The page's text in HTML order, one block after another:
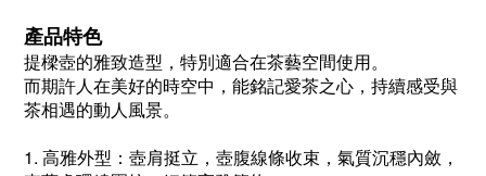
產品特色
提樑壺的雅致造型，特別適合在茶藝空間使用。
而期許人在美好的時空中，能銘記愛茶之心，持續感受與
茶相遇的動人風景。
1. 高雅外型：壺肩挺立，壺腹線條收束，氣質沉穩內斂，